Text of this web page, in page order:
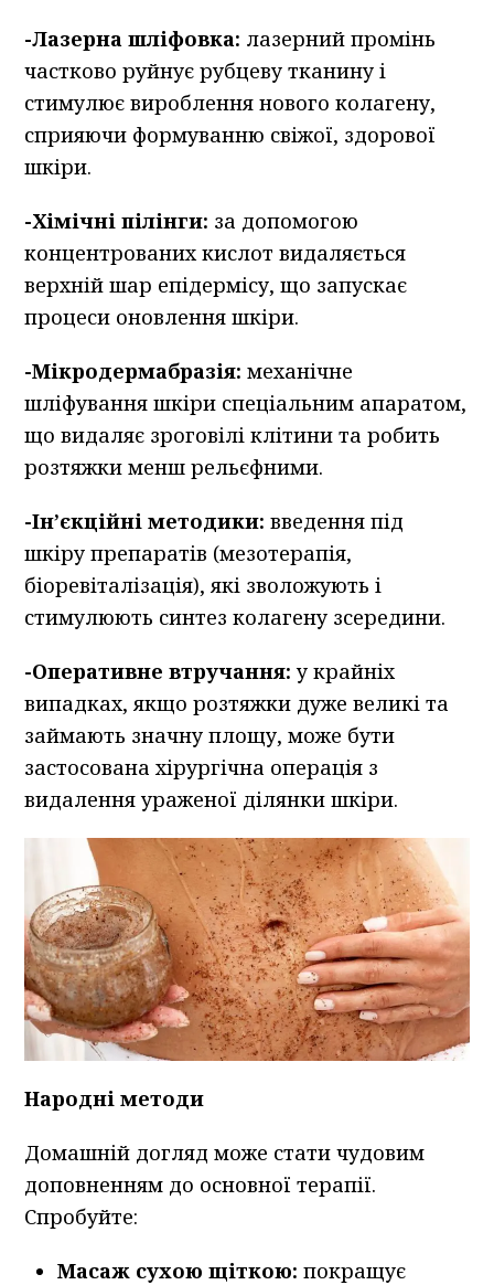
-Лазерна шліфовка: лазерний промінь
частково руйнує рубцеву тканину і
стимулює вироблення нового колагену,
сприяючи формуванню свіжої, здорової
шкіри.
-Хімічні пілінги: за допомогою
концентрованих кислот видаляється
верхній шар епідермісу, що запускає
процеси оновлення шкіри.
-Мікродермабразія:механічне
шліфування шкіри спеціальним апаратом,
що видаляє зроговілі клітини та робить
розтяжки менш рельєфними.
-Ін’єкційні методики:введення під
шкіру препаратів (мезотерапія,
біоревіталізація), які зволожують і
стимулюють синтез колагену зсередини.
-Оперативне втручання:у крайніх
випадках, якщо розтяжки дуже великі та
займають значну площу, може бути
застосована хірургічна операція з
видалення ураженої ділянки шкіри.
Народні методи
Домашній догляд може стати чудовим
доповненням до основної терапії.
Спробуйте:
Масаж сухою щіткою:покращує